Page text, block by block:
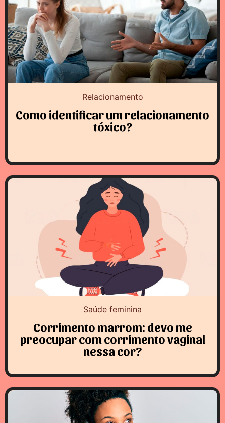
Relacionamento
Como identificar um relacionamento
tóxico?
Saúde feminina
Corrimento marrom: devo me
preocupar com corrimento vaginal
nessa cor?